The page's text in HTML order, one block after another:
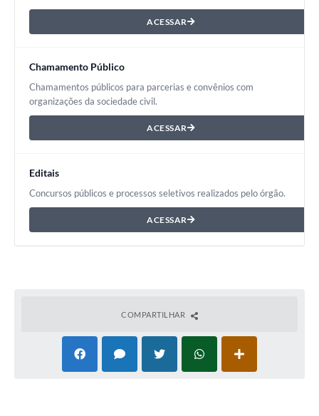
ACESSAR
Chamamento Público
Chamamentos públicos para parcerias e convênios com
organizações da sociedade civil.
ACESSAR
Editais
Concursos públicos e processos seletivos realizados pelo órgão.
ACESSAR
COMPARTILHAR